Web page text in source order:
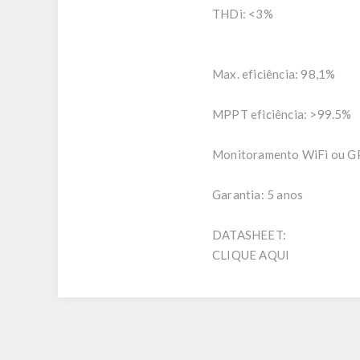
THDi: <3%
Max. eficiência: 98,1%
MPPT eficiência: >99.5%
Monitoramento WiFi ou
Garantia: 5 anos
DATASHEET:
CLIQUE AQUI